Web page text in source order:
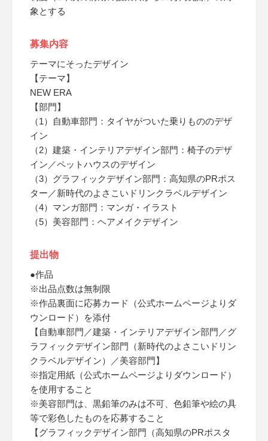
象とする
募集内容
テーマにそったデザイン
【テーマ】
NEW ERA
【部門】
（1）自動車部門：タイヤがついた乗りもののデザ
イン
（2）建築・インテリアデザイン部門：椅子のデザ
イン／ペットハウスのデザイン
（3）グラフィックデザイン部門：高知県のPRポス
ター／新時代のよさこいドリンクラベルデザイン
（4）マンガ部門：マンガ・イラスト
（5）美容部門：ヘアメイクデザイン
提出物
●作品
※出品点数は無制限
※作品裏面に応募カード（公式ホームページよりダ
ウンロード）を添付
【自動車部門／建築・インテリアデザイン部門／グ
ラフィックデザイン部門（新時代のよさこいドリン
クラベルデザイン）／美容部門】
※指定用紙（公式ホームページよりダウンロード）
を使用すること
※美容部門は、黒鉛筆のみは不可、色鉛筆や絵の具
等で彩色したものを応募すること
【グラフィックデザイン部門（高知県のPRポスタ